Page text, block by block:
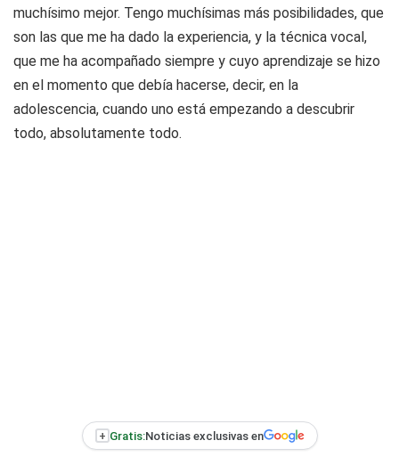
muchísimo mejor. Tengo muchísimas más posibilidades, que
son las que me ha dado la experiencia, y la técnica vocal,
que me ha acompañado siempre y cuyo aprendizaje se hizo
en el momento que debía hacerse, decir, en la
adolescencia, cuando uno está empezando a descubrir
todo, absolutamente todo.
+ Gratis:Noticias exclusivas en